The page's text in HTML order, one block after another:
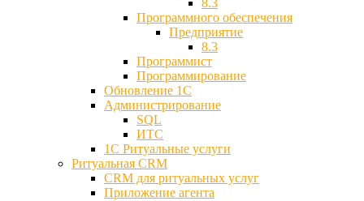
8.3
Программного обеспечения
Предприятие
8.3
Программист
Программирование
Обновление 1С
Администрирование
SQL
ИТС
1С Ритуальные услуги
Ритуальная CRM
CRM для ритуальных услуг
Приложение агента